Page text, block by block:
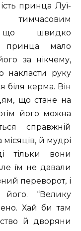
принца Луї-
тимчасовим
що швидко
принца мало
за нікчему,
накласти руку
біля керма. Він
що стане на
його можна
справжній
місяців, й мудрі
тільки вони
їм не давали
переворот, і
його. “Велику
Хай би там
й дворяни